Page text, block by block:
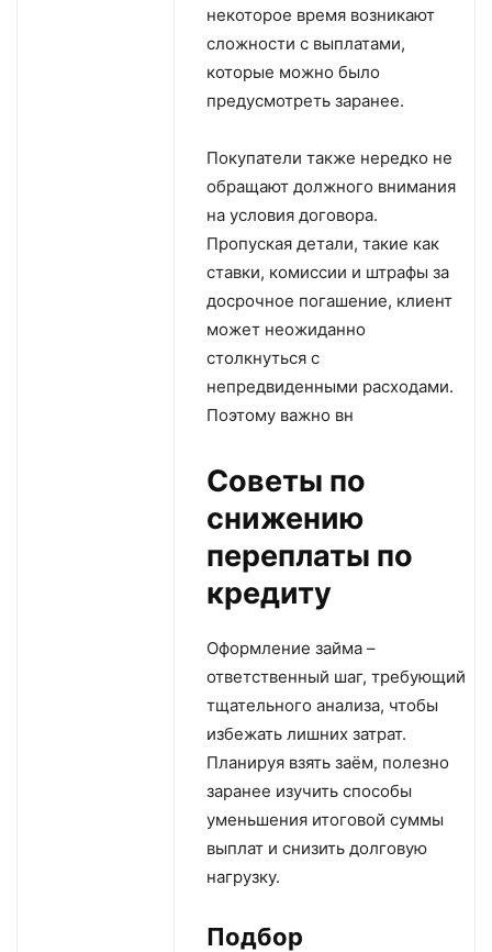
некоторое время возникают
сложности с выплатами,
которые можно было
предусмотреть заранее.
Покупатели также нередко не
обращают должного внимания
на условия договора.
Пропуская детали, такие как
ставки, комиссии и штрафы за
досрочное погашение, клиент
может неожиданно
столкнуться с
непредвиденными расходами.
Поэтому важно вн
Советы по
снижению
переплаты по
кредиту
Оформление займа –
ответственный шаг, требующий
тщательного анализа, чтобы
избежать лишних затрат.
Планируя взять заём, полезно
заранее изучить способы
уменьшения итоговой суммы
выплат и снизить долговую
нагрузку.
Подбор